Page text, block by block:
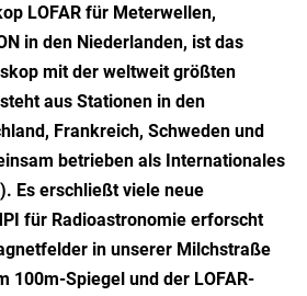
LOFAR für Meterwellen,
in den Niederlanden, ist das
mit der weltweit größten
aus Stationen in den
Frankreich, Schweden und
betrieben als Internationales
Es erschließt viele neue
für Radioastronomie erforscht
in unserer Milchstraße
100m-Spiegel und der LOFAR-